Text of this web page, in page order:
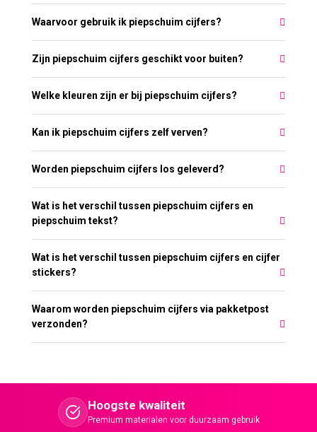
Waarvoor gebruik ik piepschuim cijfers?
Zijn piepschuim cijfers geschikt voor buiten?
Welke kleuren zijn er bij piepschuim cijfers?
Kan ik piepschuim cijfers zelf verven?
Worden piepschuim cijfers los geleverd?
Wat is het verschil tussen piepschuim cijfers en
piepschuim tekst?
Wat is het verschil tussen piepschuim cijfers en cijfer
stickers?
Waarom worden piepschuim cijfers via pakketpost
verzonden?
Hoogste kwaliteit
Premium materialen voor duurzaam gebruik